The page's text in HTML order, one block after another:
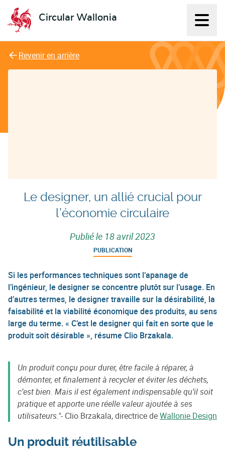
Circular Wallonia
L'économie circulaire
Revenir en arrière
Le designer, un allié crucial pour
l’économie circulaire
Publié le 18 avril 2023
PUBLICATION
Si les performances techniques sont l’apanage de
l’ingénieur, le designer se concentre plutôt sur l’usage. En
d’autres termes, le designer travaille sur la désirabilité, la
faisabilité et la viabilité économique des produits, au sens
large du terme. « C’est le designer qui fait en sorte que le
produit soit désirable », résume Clio Brzakala.
Un produit conçu pour durer, être facile à réparer, à
démonter, et finalement à recycler et éviter les déchets,
c’est bien. Mais il est également indispensable qu’il soit
pratique et apporte une réelle valeur ajoutée à ses
utilisateurs."- Clio Brzakala, directrice deWallonie Design
Un produit réutilisable